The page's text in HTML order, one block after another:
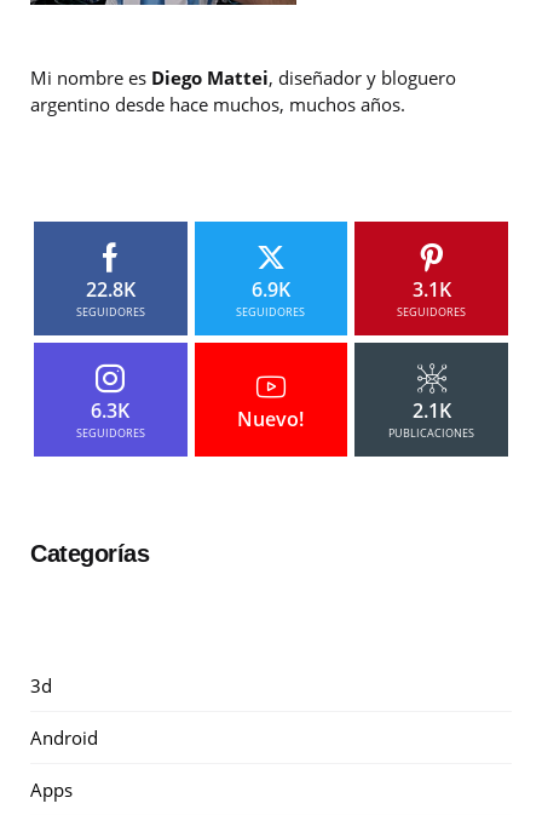
Mi nombre es Diego Mattei, diseñador y bloguero
argentino desde hace muchos, muchos años.
22.8K
SEGUIDORES
6.9K
SEGUIDORES
3.1K
SEGUIDORES
6.3K
SEGUIDORES
Nuevo! 2.1K
PUBLICACIONES
Categorías
3d
Android
Apps